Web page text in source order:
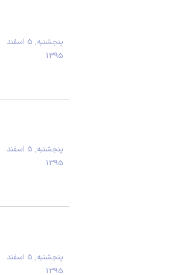
پنجشنبه, 5 اسفند
1395
پنجشنبه, 5 اسفند
1395
پنجشنبه, 5 اسفند
1395